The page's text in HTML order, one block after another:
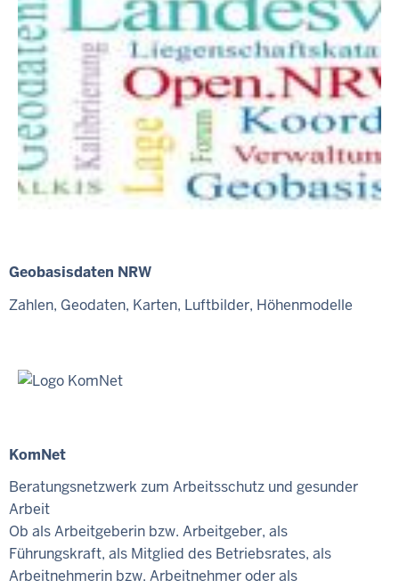
Geobasisdaten NRW
Zahlen, Geodaten, Karten, Luftbilder, Höhenmodelle
KomNet
Beratungsnetzwerk zum Arbeitsschutz und gesunder
Arbeit
Ob als Arbeitgeberin bzw. Arbeitgeber, als
Führungskraft, als Mitglied des Betriebsrates, als
Arbeitnehmerin bzw. Arbeitnehmer oder als